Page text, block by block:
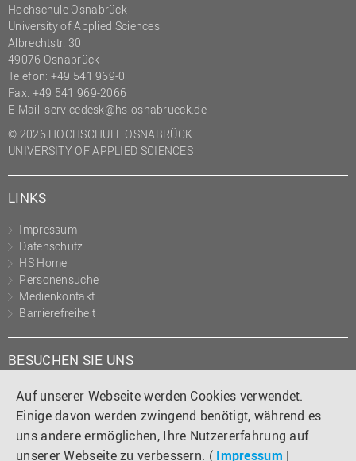
Auf unserer Webseite werden Cookies verwendet.
Einige davon werden zwingend benötigt, während es
uns andere ermöglichen, Ihre Nutzererfahrung auf
unserer Webseite zu verbessern. ( Impressum |
Präsidialbüro
Professional School
Projekte des Präsidiums
Projektmanagement Office
Prozessmanagement
Recht
Science to Business GmbH
Studierendensekretariat
Studium und Lehre
Transfer- und
Innovationsmanagement
Hochschule Osnabrück
University of Applied Sciences
Albrechtstr. 30
49076 Osnabrück
Telefon: +49 541 969-0
Fax: +49 541 969-2066
E-Mail: servicedesk@hs-osnabrueck.de
© 2026 HOCHSCHULE OSNABRÜCK
UNIVERSITY OF APPLIED SCIENCES
LINKS
Impressum
Datenschutz
HS Home
Personensuche
Medienkontakt
Barrierefreiheit
BESUCHEN SIE UNS
Instagram
TiktokLinkedIn
YouTube
Facebook